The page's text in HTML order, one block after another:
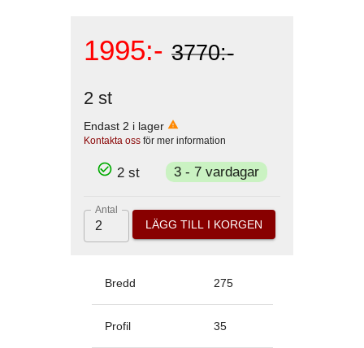
1995:- 3770:-
2 st
Endast 2 i lager
Kontakta oss för mer information
2 st 3 - 7 vardagar
Antal
LÄGG TILL I KORGEN
Bredd 275
Profil 35